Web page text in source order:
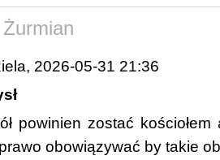
Żurmian
2026-05-31 21:36
powinien zostać
obowiązywać by takie